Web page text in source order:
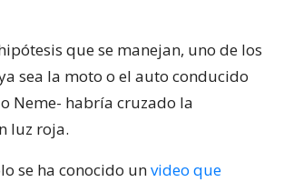
que se manejan, uno de los
sea la moto o el auto conducido
Neme- habría cruzado la
luz roja.
se ha conocido unvideo que